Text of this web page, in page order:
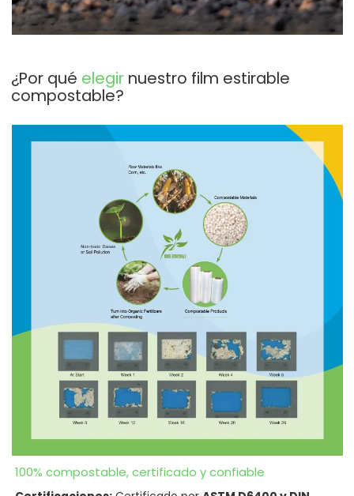
¿Por qué elegir nuestro film estirable
compostable?
100% compostable, certificado y confiable